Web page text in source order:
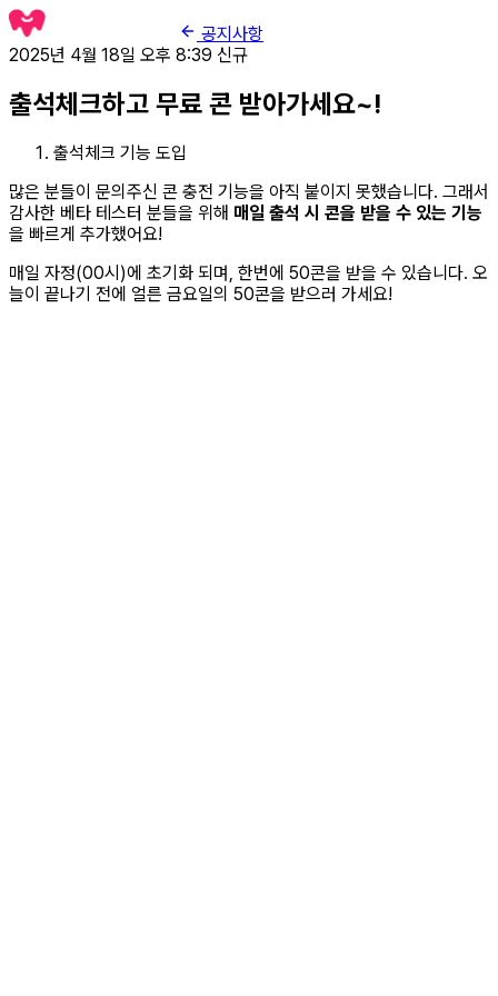
공지사항
2025년 4월 18일 오후 8:39 신규
출석체크하고 무료 콘 받아가세요~!
출석체크 기능 도입
많은 분들이 문의주신 콘 충전 기능을 아직 붙이지 못했습니다. 그래서
감사한 베타 테스터 분들을 위해 매일 출석 시 콘을 받을 수 있는 기능
을 빠르게 추가했어요!
매일 자정(00시)에 초기화 되며, 한번에 50콘을 받을 수 있습니다. 오
늘이 끝나기 전에 얼른 금요일의 50콘을 받으러 가세요!